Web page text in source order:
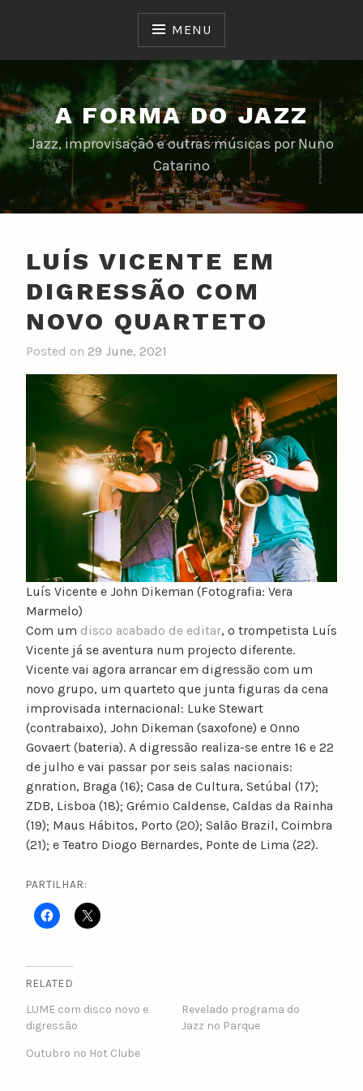
MENU
A FORMA DO JAZZ
Jazz, improvisação e outras músicas por Nuno
Catarino
LUÍS VICENTE EM
DIGRESSÃO COM
NOVO QUARTETO
Posted on 29 June, 2021
y
o
c
a
t
a
r
i
n
Luís Vicente e John Dikeman (Fotografia: Vera
Marmelo)
Com um disco acabado de editar, o trompetista Luís
Vicente já se aventura num projecto diferente.
Vicente vai agora arrancar em digressão com um
novo grupo, um quarteto que junta figuras da cena
improvisada internacional: Luke Stewart
(contrabaixo), John Dikeman (saxofone) e Onno
Govaert (bateria). A digressão realiza-se entre 16 e 22
de julho e vai passar por seis salas nacionais:
gnration, Braga (16); Casa de Cultura, Setúbal (17);
ZDB, Lisboa (18); Grémio Caldense, Caldas da Rainha
(19); Maus Hábitos, Porto (20); Salão Brazil, Coimbra
(21); e Teatro Diogo Bernardes, Ponte de Lima (22).
PARTILHAR:
RELATED
LUME com disco novo e
digressão
Revelado programa do
Jazz no Parque
Outubro no Hot Clube